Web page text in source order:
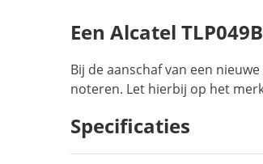
Een Alcatel
Bij de aanschaf van een
noteren. Let hierbij op het
Specificaties